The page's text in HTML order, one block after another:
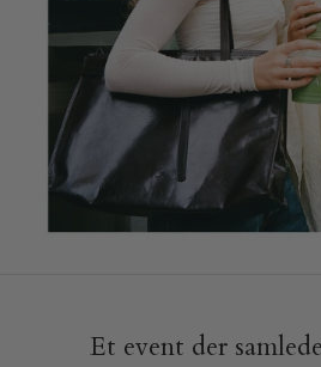
New In: Soft Suede
Opdag
Et event der